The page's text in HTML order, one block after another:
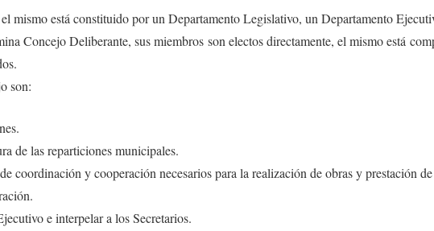
mismo está constituido por un Departamento Legislativo, un Departamento
Concejo Deliberante, sus miembros son electos directamente, el mismo está
son:
de las reparticiones municipales.
coordinación y cooperación necesarios para la realización de obras y prestación
e interpelar a los Secretarios.